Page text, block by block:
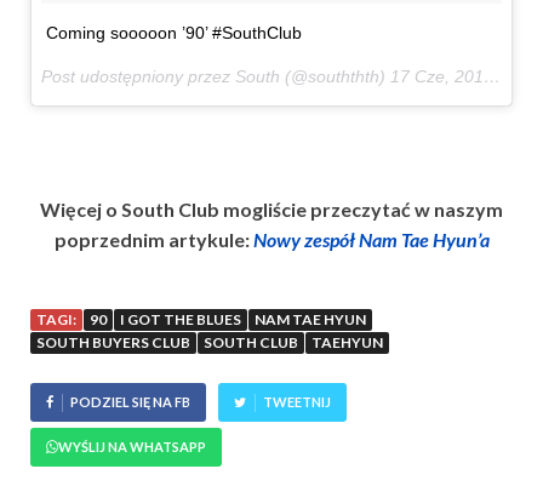
Coming sooooon ’90’ #SouthClub
Post udostępniony przez South (@souththth) 17 Cze, 2017 o 7:34 PDT
Więcej o South Club mogliście przeczytać w naszym
poprzednim artykule:Nowy zespół Nam Tae Hyun’a
TAGI: 90 I GOT THE BLUES
NAM TAE HYUN
SOUTH BUYERS CLUB
SOUTH CLUB TAEHYUN
PODZIEL SIĘ NA FB TWEETNIJ
WYŚLIJ NA WHATSAPP